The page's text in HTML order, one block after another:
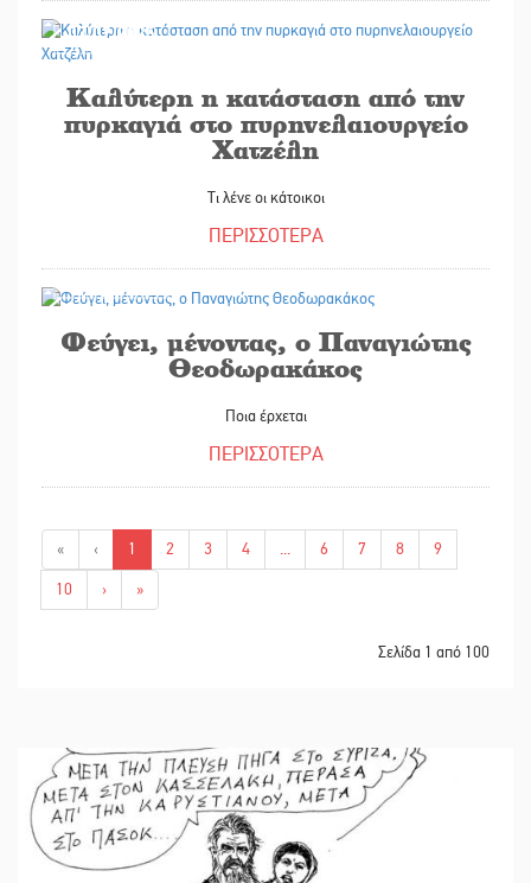
03/02/2025
Καλύτερη η κατάσταση από την
πυρκαγιά στο πυρηνελαιουργείο
Χατζέλη
Τι λένε οι κάτοικοι
ΠΕΡΙΣΣΟΤΕΡΑ
Φεύγει, μένοντας, ο Παναγιώτης
Θεοδωρακάκος
Ποια έρχεται
ΠΕΡΙΣΣΟΤΕΡΑ
« ‹ 1 2 3 4 ... 6 7 8
9
10
› »
Σελίδα 1 από 100